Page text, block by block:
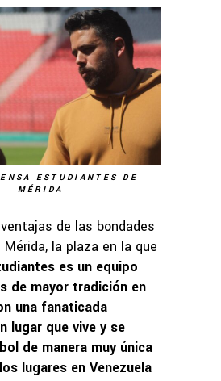
ESTUDIANTES DE
MÉRIDA
de las bondades
la plaza en la que
es un equipo
de mayor tradición en
una fanaticada
lugar que vive y se
de manera muy única
lugares en Venezuela